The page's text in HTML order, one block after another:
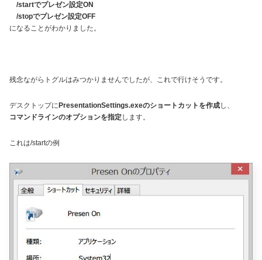
/startでプレゼン設定ON
/stopでプレゼン設定OFF
になることがわかりました。
残念ながらトグルはみつかりませんでしたが、これで行けそうです。
デスクトップに PresentationSettings.exeのショートカットを作成し、
コマンドラインのオプションを指定します。
これは/startの例